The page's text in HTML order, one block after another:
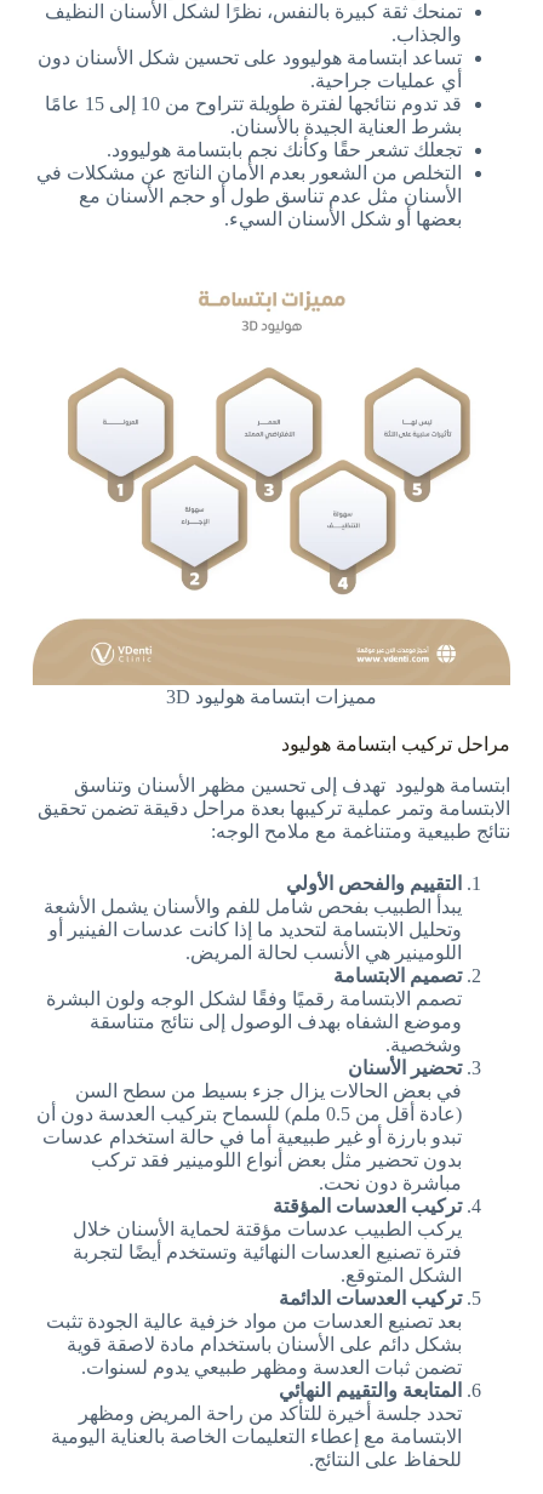
تمنحك ثقة كبيرة بالنفس، نظرًا لشكل الأسنان النظيف
والجذاب.
تساعد ابتسامة هوليوود على تحسين شكل الأسنان دون
أي عمليات جراحية.
قد تدوم نتائجها لفترة طويلة تتراوح من 10 إلى 15 عامًا
بشرط العناية الجيدة بالأسنان.
تجعلك تشعر حقًا وكأنك نجم بابتسامة هوليوود.
التخلص من الشعور بعدم الأمان الناتج عن مشكلات في
الأسنان مثل عدم تناسق طول أو حجم الأسنان مع
بعضها أو شكل الأسنان السيء.
مميزات ابتسامة هوليود 3D
مراحل تركيب ابتسامة هوليود
ابتسامة هوليود تهدف إلى تحسين مظهر الأسنان وتناسق
الابتسامة وتمر عملية تركيبها بعدة مراحل دقيقة تضمن تحقيق
نتائج طبيعية ومتناغمة مع ملامح الوجه:
التقييم والفحص الأولي
يبدأ الطبيب بفحص شامل للفم والأسنان يشمل الأشعة
وتحليل الابتسامة لتحديد ما إذا كانت عدسات الفينير أو
اللومينير هي الأنسب لحالة المريض.
تصميم الابتسامة
تصمم الابتسامة رقميًا وفقًا لشكل الوجه ولون البشرة
وموضع الشفاه بهدف الوصول إلى نتائج متناسقة
وشخصية.
تحضير الأسنان
في بعض الحالات يزال جزء بسيط من سطح السن
(عادة أقل من 0.5 ملم) للسماح بتركيب العدسة دون أن
تبدو بارزة أو غير طبيعية أما في حالة استخدام عدسات
بدون تحضير مثل بعض أنواع اللومينير فقد تركب
مباشرة دون نحت.
تركيب العدسات المؤقتة
يركب الطبيب عدسات مؤقتة لحماية الأسنان خلال
فترة تصنيع العدسات النهائية وتستخدم أيضًا لتجربة
الشكل المتوقع.
تركيب العدسات الدائمة
بعد تصنيع العدسات من مواد خزفية عالية الجودة تثبت
بشكل دائم على الأسنان باستخدام مادة لاصقة قوية
تضمن ثبات العدسة ومظهر طبيعي يدوم لسنوات.
المتابعة والتقييم النهائي
تحدد جلسة أخيرة للتأكد من راحة المريض ومظهر
الابتسامة مع إعطاء التعليمات الخاصة بالعناية اليومية
للحفاظ على النتائج.